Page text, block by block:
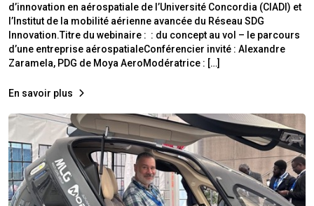
d’innovation en aérospatiale de l’Université Concordia (CIADI) et
l’Institut de la mobilité aérienne avancée du Réseau SDG
Innovation.Titre du webinaire : : du concept au vol – le parcours
d’une entreprise aérospatialeConférencier invité : Alexandre
Zaramela, PDG de Moya AeroModératrice : […]
En savoir plus